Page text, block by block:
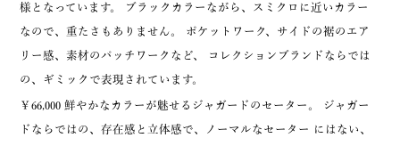
様となっています。 ブラックカラーながら、スミクロに近いカラー
なので、重たさもありません。 ポケットワーク、サイドの裾のエア
リー感、素材のパッチワークなど、 コレクションブランドならでは
の、ギミックで表現されています。
￥66,000 鮮やかなカラーが魅せるジャガードのセーター。 ジャガー
ドならではの、存在感と立体感で、ノーマルなセーター にはない、